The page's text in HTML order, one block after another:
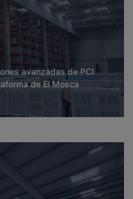
avanzadas de PCI
de El Mosca